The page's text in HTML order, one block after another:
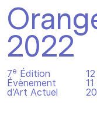
2022
7e Édition
Évènement
d’Art Actuel